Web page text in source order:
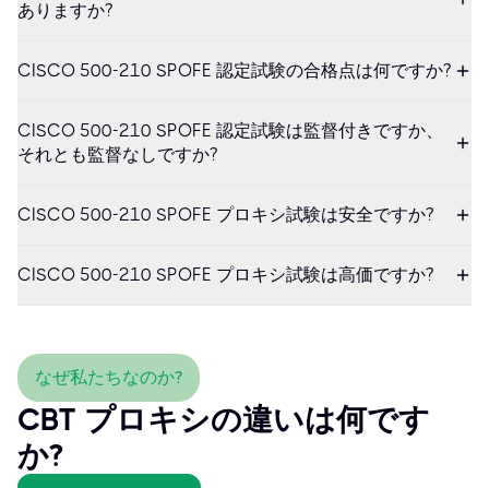
ありますか?
CISCO 500-210 SPOFE 認定試験の合格点は何ですか?
CISCO 500-210 SPOFE 認定試験は監督付きですか、
それとも監督なしですか?
CISCO 500-210 SPOFE プロキシ試験は安全ですか?
CISCO 500-210 SPOFE プロキシ試験は高価ですか?
なぜ私たちなのか?
CBT プロキシの違いは何です
か?